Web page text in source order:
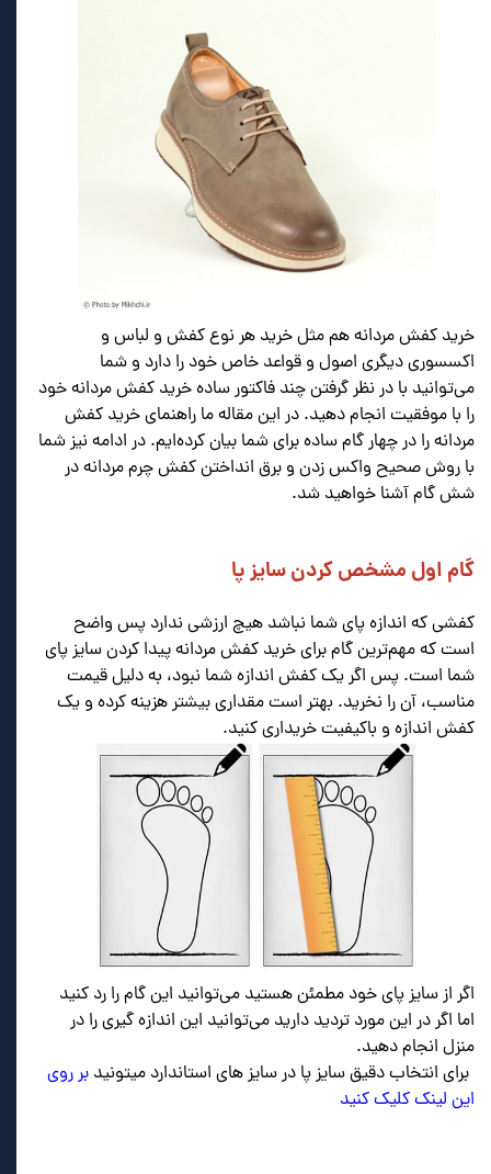
خرید کفش مردانه هم مثل خرید هر نوع کفش و لباس و
اکسسوری دیگری اصول و قواعد خاص خود را دارد و شما
می‌توانید با در نظر گرفتن چند فاکتور ساده خرید کفش مردانه خود
را با موفقیت انجام دهید. در این مقاله ما راهنمای خرید کفش
مردانه را در چهار گام ساده برای شما بیان کرده‌ایم. در ادامه نیز شما
با روش صحیح واکس زدن و برق انداختن کفش چرم مردانه در
شش گام آشنا خواهید شد.
گام اول مشخص کردن سایز پا
کفشی که اندازه پای شما نباشد هیچ ارزشی ندارد پس واضح
است که مهم‌ترین گام برای خرید کفش مردانه پیدا کردن سایز پای
شما است. پس اگر یک کفش اندازه شما نبود، به دلیل قیمت
مناسب، آن را نخرید. بهتر است مقداری بیشتر هزینه کرده و یک
کفش اندازه و باکیفیت خریداری کنید.
اگر از سایز پای خود مطمئن هستید می‌توانید این گام را رد کنید
اما اگر در این مورد تردید دارید می‌توانید این اندازه گیری را در
منزل انجام دهید.
برای انتخاب دقیق سایز پا در سایز های استاندارد میتونید بر روی
این لینک کلیک کنید